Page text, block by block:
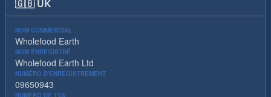
🇬🇧 UK
NOM COMMERCIAL
Wholefood Earth
NOM ENREGISTRÉ
Wholefood Earth Ltd
NUMÉRO D'ENREGISTREMENT
09650943
NUMÉRO DE TVA